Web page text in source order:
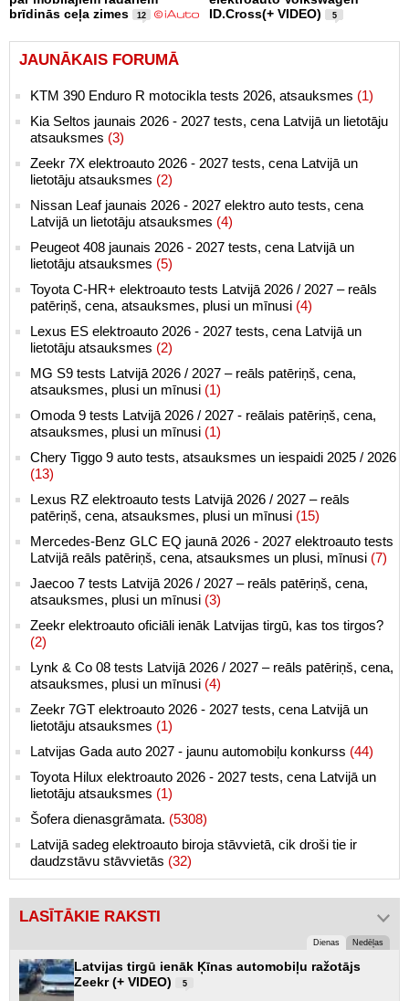
brīdinās ceļa zimes
12
ID.Cross(+ VIDEO)
5
JAUNĀKAIS FORUMĀ
KTM 390 Enduro R motocikla tests 2026, atsauksmes (1)
Kia Seltos jaunais 2026 - 2027 tests, cena Latvijā un lietotāju
atsauksmes (3)
Zeekr 7X elektroauto 2026 - 2027 tests, cena Latvijā un
lietotāju atsauksmes (2)
Nissan Leaf jaunais 2026 - 2027 elektro auto tests, cena
Latvijā un lietotāju atsauksmes (4)
Peugeot 408 jaunais 2026 - 2027 tests, cena Latvijā un
lietotāju atsauksmes (5)
Toyota C-HR+ elektroauto tests Latvijā 2026 / 2027 – reāls
patēriņš, cena, atsauksmes, plusi un mīnusi (4)
Lexus ES elektroauto 2026 - 2027 tests, cena Latvijā un
lietotāju atsauksmes (2)
MG S9 tests Latvijā 2026 / 2027 – reāls patēriņš, cena,
atsauksmes, plusi un mīnusi (1)
Omoda 9 tests Latvijā 2026 / 2027 - reālais patēriņš, cena,
atsauksmes, plusi un mīnusi (1)
Chery Tiggo 9 auto tests, atsauksmes un iespaidi 2025 / 2026
(13)
Lexus RZ elektroauto tests Latvijā 2026 / 2027 – reāls
patēriņš, cena, atsauksmes, plusi un mīnusi (15)
Mercedes-Benz GLC EQ jaunā 2026 - 2027 elektroauto tests
Latvijā reāls patēriņš, cena, atsauksmes un plusi, mīnusi (7)
Jaecoo 7 tests Latvijā 2026 / 2027 – reāls patēriņš, cena,
atsauksmes, plusi un mīnusi (3)
Zeekr elektroauto oficiāli ienāk Latvijas tirgū, kas tos tirgos?
(2)
Lynk & Co 08 tests Latvijā 2026 / 2027 – reāls patēriņš, cena,
atsauksmes, plusi un mīnusi (4)
Zeekr 7GT elektroauto 2026 - 2027 tests, cena Latvijā un
lietotāju atsauksmes (1)
Latvijas Gada auto 2027 - jaunu automobiļu konkurss (44)
Toyota Hilux elektroauto 2026 - 2027 tests, cena Latvijā un
lietotāju atsauksmes (1)
Šofera dienasgrāmata. (5308)
Latvijā sadeg elektroauto biroja stāvvietā, cik droši tie ir
daudzstāvu stāvvietās (32)
LASĪTĀKIE RAKSTI
Dienas Nedēļas
Latvijas tirgū ienāk Ķīnas automobiļu ražotājs
Zeekr (+ VIDEO)
5